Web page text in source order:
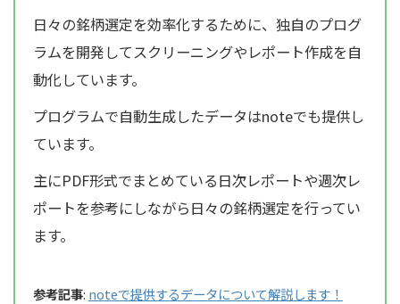
日々の銘柄選定を効率化するために、独自のプログ
ラムを開発してスクリーニングやレポート作成を自
動化しています。
プログラムで自動生成したデータはnoteでも提供し
ています。
主にPDF形式でまとめている日次レポートや週次レ
ポートを参考にしながら日々の銘柄選定を行ってい
ます。
参考記事: noteで提供するデータについて解説します！